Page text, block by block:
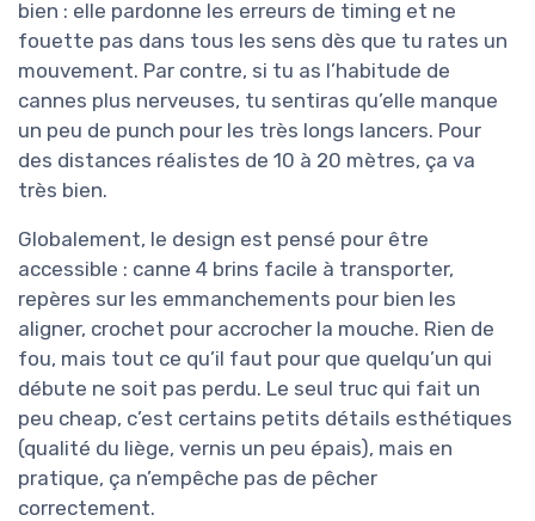
bien : elle pardonne les erreurs de timing et ne
fouette pas dans tous les sens dès que tu rates un
mouvement. Par contre, si tu as l’habitude de
cannes plus nerveuses, tu sentiras qu’elle manque
un peu de punch pour les très longs lancers. Pour
des distances réalistes de 10 à 20 mètres, ça va
très bien.
Globalement, le design est pensé pour être
accessible : canne 4 brins facile à transporter,
repères sur les emmanchements pour bien les
aligner, crochet pour accrocher la mouche. Rien de
fou, mais tout ce qu’il faut pour que quelqu’un qui
débute ne soit pas perdu. Le seul truc qui fait un
peu cheap, c’est certains petits détails esthétiques
(qualité du liège, vernis un peu épais), mais en
pratique, ça n’empêche pas de pêcher
correctement.